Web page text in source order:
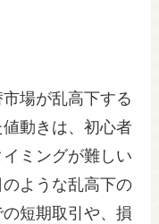
場が乱高下する
動きは、初心者
ミングが難しい
ような乱高下の
短期取引や、損